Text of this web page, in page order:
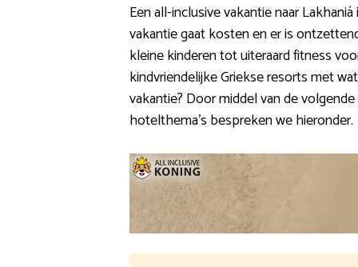
Een all-inclusive vakantie naar
vakantie gaat kosten en er is
kleine kinderen tot uiteraard fitness
kindvriendelijke Griekse resorts met
vakantie? Door middel van de
hotelthema’s bespreken we hieronder.